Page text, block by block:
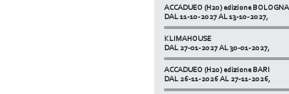
ACCADUEO (H20) edizione BOLOGNA
DAL 11-10-2027 AL 13-10-2027,
KLIMAHOUSE
DAL 27-01-2027 AL 30-01-2027,
ACCADUEO (H20) edizione BARI
DAL 26-11-2026 AL 27-11-2026,